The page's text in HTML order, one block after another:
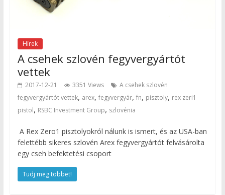
Hírek
A csehek szlovén fegyvergyártót
vettek
2017-12-21 3351 Views
A csehek szlovén
fegyvergyártót vettek, arex, fegyvergyár, fn, pisztoly, rex zeri1
pistol, RSBC Investment Group, szlovénia
A Rex Zero1 pisztolyokról nálunk is ismert, és az USA-ban
felettébb sikeres szlovén Arex fegyvergyártót felvásárolta
egy cseh befektetési csoport
Tudj meg többet!